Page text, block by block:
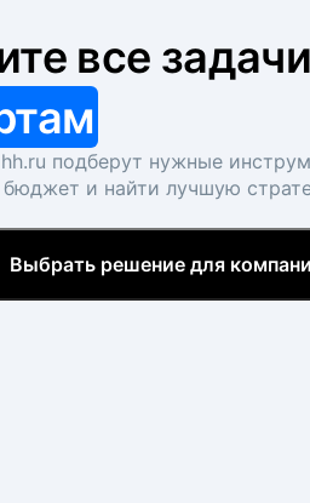
все задачи
подберут нужные
бюджет и найти лучшую
Выбрать решение для